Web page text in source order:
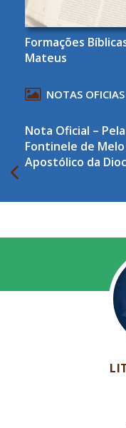
Formações
Mateus
NOTAS OFICIAS
Nota Oficial –
Fontinele de
Apostólico da